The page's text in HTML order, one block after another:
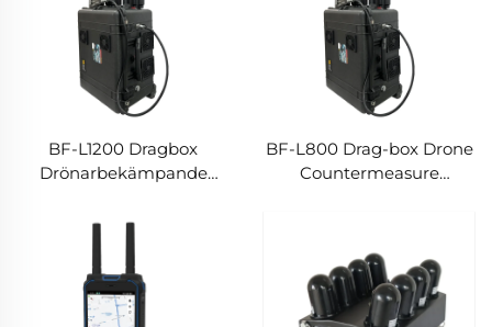
BF-L1200 Dragbox
Drönarbekämpande
BF-L800 Drag-box Drone
Countermeasure